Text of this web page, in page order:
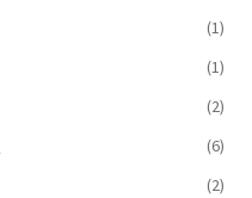
(1)
(1)
(2)
(6)
(2)